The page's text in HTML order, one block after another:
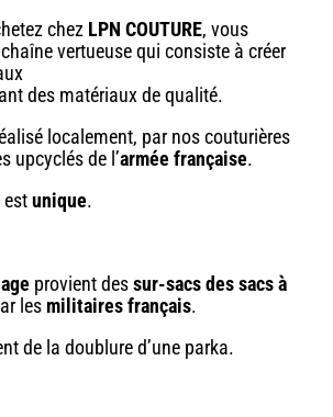
chez LPN COUTURE, vous
vertueuse qui consiste à créer
des matériaux de qualité.
localement, par nos couturières
upcyclés de l’armée française.
estunique.
provient dessur-sacs des sacs à
les militaires français.
de la doublure d’une parka.